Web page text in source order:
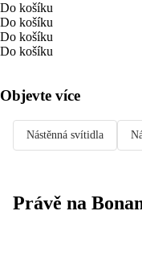
Do košíku
Do košíku
Do košíku
Do košíku
Objevte více
Nástěnná svítidla
Právě na